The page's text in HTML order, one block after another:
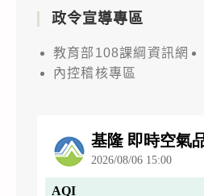
政令宣導專區
教育部108課綱資訊網
內控稽核專區